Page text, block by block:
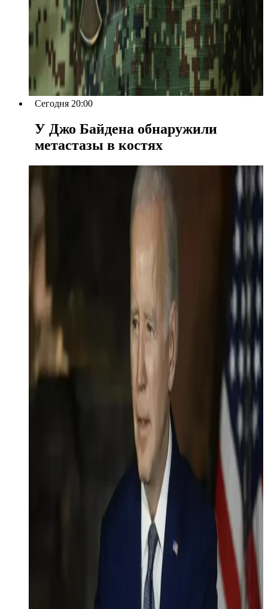
Сегодня 20:00
У Джо Байдена обнаружили
метастазы в костях